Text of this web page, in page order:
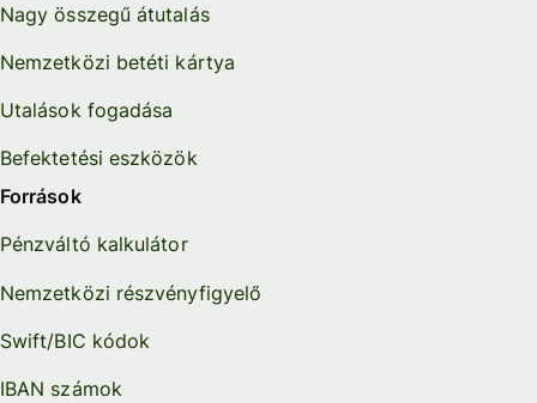
Nagy összegű átutalás
Nemzetközi betéti kártya
Utalások fogadása
Befektetési eszközök
Források
Pénzváltó kalkulátor
Nemzetközi részvényfigyelő
Swift/BIC kódok
IBAN számok